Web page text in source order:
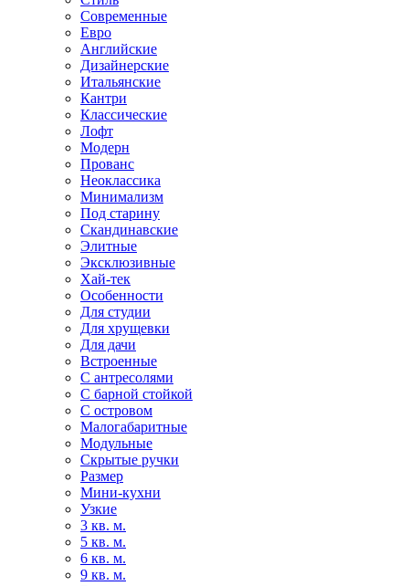
Современные
Евро
Английские
Дизайнерские
Итальянские
Кантри
Классические
Лофт
Модерн
Прованс
Неоклассика
Минимализм
Под старину
Скандинавские
Элитные
Эксклюзивные
Хай-тек
Особенности
Для студии
Для хрущевки
Для дачи
Встроенные
С антресолями
С барной стойкой
С островом
Малогабаритные
Модульные
Скрытые ручки
Размер
Мини-кухни
Узкие
3 кв. м.
5 кв. м.
6 кв. м.
9 кв. м.